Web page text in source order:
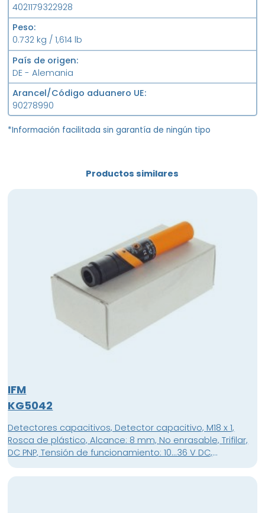
4021179322928
Peso
0.732 kg / 1,614 lb
País de origen
DE - Alemania
Arancel/Código aduanero UE
90278990
*Información facilitada sin garantía de ningún tipo
Productos similares
IFM
KG5042
Detectores capacitivos, Detector capacitivo, M18 x 1,
Rosca de plástico, Alcance: 8 mm, No enrasable, Trifilar,
DC PNP, Tensión de funcionamiento: 10...36 V DC,
Consumo de corriente: 10 (24 V) / 15 (36 V) mA,
Normalmente cerrado, Terminales, terminales de hasta